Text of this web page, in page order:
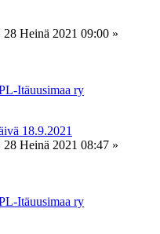
28 Heinä 2021 09:00 »
Itäuusimaa ry
18.9.2021
28 Heinä 2021 08:47 »
Itäuusimaa ry